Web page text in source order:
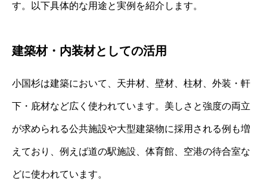
す。以下具体的な用途と実例を紹介します。
建築材・内装材としての活用
小国杉は建築において、天井材、壁材、柱材、外装・軒
下・庇材など広く使われています。美しさと強度の両立
が求められる公共施設や大型建築物に採用される例も増
えており、例えば道の駅施設、体育館、空港の待合室な
どに使われています。